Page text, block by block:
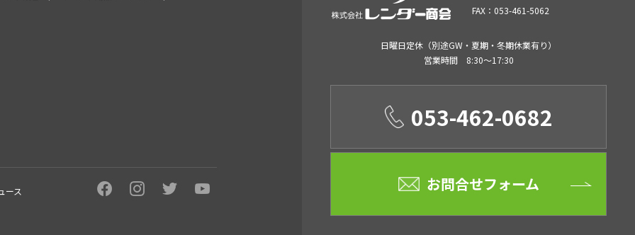
ース
FAX：053-461-5062
日曜日定休（別途GW・夏期・冬期休業有り）
営業時間 8:30～17:30
053-462-0682
お問合せフォーム